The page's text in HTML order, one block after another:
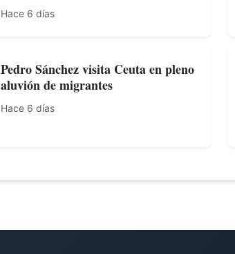
Hace 6 días
Pedro Sánchez visita Ceuta en pleno
aluvión de migrantes
Hace 6 días